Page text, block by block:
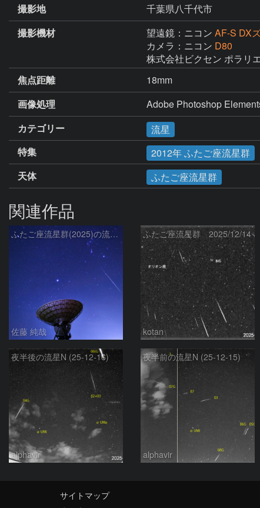
撮影地
千葉県八千代市
撮影機材
望遠鏡：ニコン AF-S DX
カメラ：ニコン D80
株式会社ビクセン ポラリ
焦点距離
18mm
画像処理
Adobe Photoshop
カテゴリー
流星
特集
2012年 ふたご座流星群
天体
ふたご座流星群
関連作品
ふたご座流星群(2025)の流星と冬の星座、さくら宇宙公園のパラボラアンテナ
佐藤 純哉
ふたご座流星群 2025/12/14
kotan
夜半後の流星N (25-12-16)
alphavir
夜半前の流星N (25-12-15)
alphavir
サイトマップ